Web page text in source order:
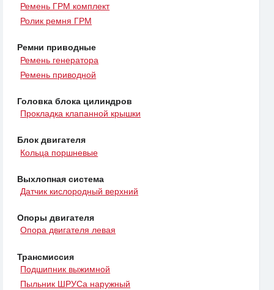
Ремень ГРМ комплект
Ролик ремня ГРМ
Ремни приводные
Ремень генератора
Ремень приводной
Головка блока цилиндров
Прокладка клапанной крышки
Блок двигателя
Кольца поршневые
Выхлопная система
Датчик кислородный верхний
Опоры двигателя
Опора двигателя левая
Трансмиссия
Подшипник выжимной
Пыльник ШРУСа наружный